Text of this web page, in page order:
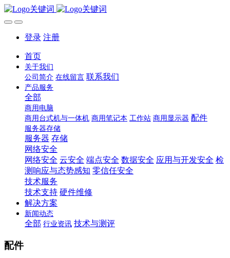
登录 注册
首页
关于我们
公司简介 在线留言 联系我们
产品服务
全部
商用电脑
商用台式机与一体机 商用笔记本 工作站 商用显示器 配件
服务器存储
服务器 存储
网络安全
网络安全 云安全 端点安全 数据安全 应用与开发安全 检
测响应与态势感知 零信任安全
技术服务
技术支持 硬件维修
解决方案
新闻动态
全部 行业资讯 技术与测评
配件